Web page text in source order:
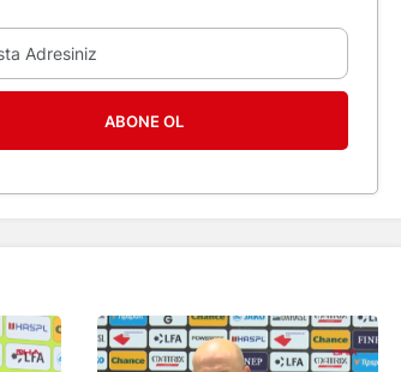
ABONE OL